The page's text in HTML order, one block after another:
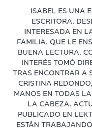
ISABEL ES UNA
ESCRITORA.
INTERESADA EN
FAMILIA, QUE LE
BUENA LECTURA.
INTERÉS TOMÓ
TRAS ENCONTRAR A
CRISTINA
MANOS EN TODAS
LA CABEZA.
PUBLICADO EN
ESTÁN